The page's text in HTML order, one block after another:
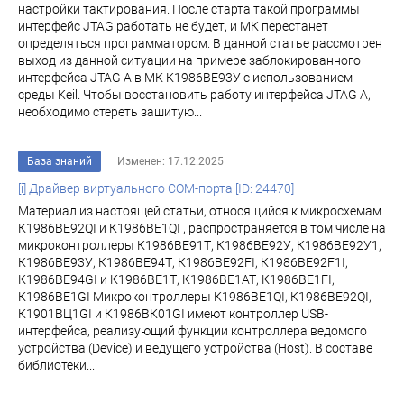
настройки тактирования. После старта такой программы
интерфейс JTAG работать не будет, и МК перестанет
определяться программатором. В данной статье рассмотрен
выход из данной ситуации на примере заблокированного
интерфейса JTAG A в МК К1986BE93У с использованием
среды Keil. Чтобы восстановить работу интерфейса JTAG A,
необходимо стереть зашитую...
База знаний Изменен: 17.12.2025
[i] Драйвер виртуального COM-порта [ID: 24470]
Материал из настоящей статьи, относящийся к микросхемам
К1986ВЕ92QI и К1986ВЕ1QI , распространяется в том числе на
микроконтроллеры К1986ВЕ91Т, К1986ВЕ92У, К1986ВЕ92У1,
К1986ВЕ93У, К1986ВЕ94Т, К1986ВЕ92FI, К1986ВЕ92F1I,
К1986ВЕ94GI и К1986ВЕ1Т, К1986ВЕ1АТ, К1986ВЕ1FI,
К1986ВЕ1GI Микроконтроллеры К1986ВЕ1QI, К1986ВЕ92QI,
К1901ВЦ1GI и К1986ВК01GI имеют контроллер USB-
интерфейса, реализующий функции контроллера ведомого
устройства (Device) и ведущего устройства (Host). В составе
библиотеки...